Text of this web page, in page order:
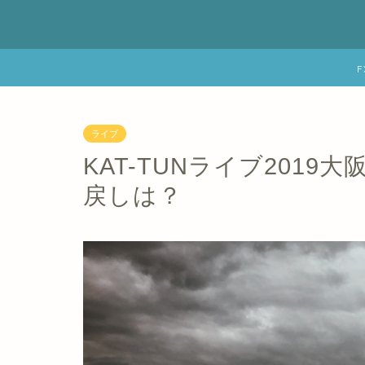
ライブ
KAT-TUNライブ2019大
戻しは？